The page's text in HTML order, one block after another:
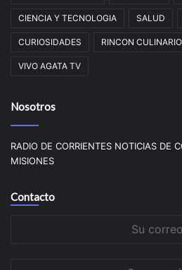
CIENCIA Y TECNOLOGIA SALUD
CURIOSIDADES RINCON CULINARIO
VIVO AGATA TV
Nosotros
RADIO DE CORRIENTES NOTICIAS DE
MISIONES
Contacto